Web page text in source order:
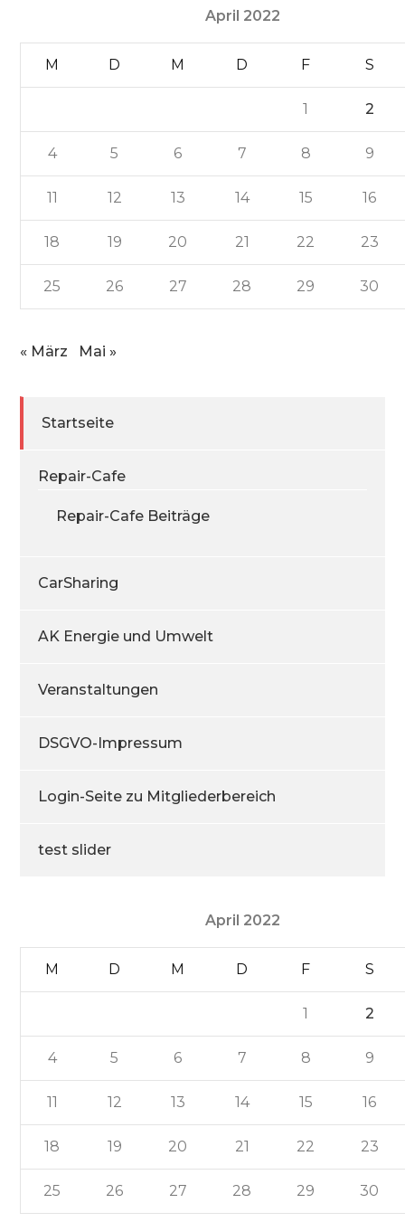
April 2022
M D M D F S
1 2
4 5 6 7 8 9
11 12 13 14 15 16
18 19 20 21 22 23
25 26 27 28 29 30
« März Mai »
Startseite
Repair-Cafe
Repair-Cafe Beiträge
CarSharing
AK Energie und Umwelt
Veranstaltungen
DSGVO-Impressum
Login-Seite zu Mitgliederbereich
test slider
April 2022
M D M D F S
1 2
4 5 6 7 8 9
11 12 13 14 15 16
18 19 20 21 22 23
25 26 27 28 29 30